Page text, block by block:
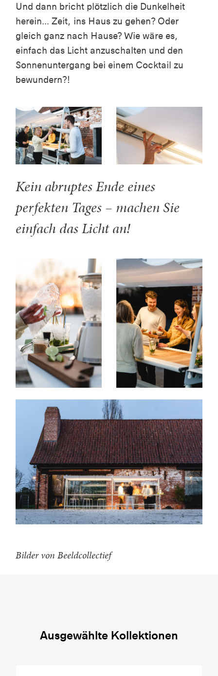
Und dann bricht plötzlich die Dunkelheit
herein... Zeit, ins Haus zu gehen? Oder
gleich ganz nach Hause? Wie wäre es,
einfach das Licht anzuschalten und den
Sonnenuntergang bei einem Cocktail zu
bewundern?!
Kein abruptes Ende eines
perfekten Tages – machen Sie
einfach das Licht an!
Bilder von Beeldcollectief
Ausgewählte Kollektionen